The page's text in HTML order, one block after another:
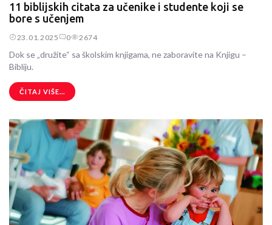
11 biblijskih citata za učenike i studente koji se
bore s učenjem
23.01.2025 0 2674
Dok se „družite“ sa školskim knjigama, ne zaboravite na Knjigu –
Bibliju.
ČITAJ VIŠE...